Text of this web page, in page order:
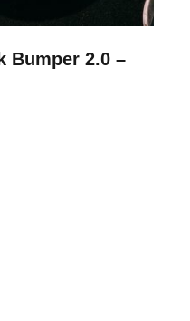
Bumper 2.0 –